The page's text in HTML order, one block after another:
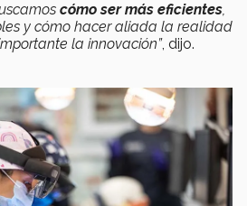
cómo ser más eficientes,
y cómo hacer aliada la realidad
la innovación”, dijo.